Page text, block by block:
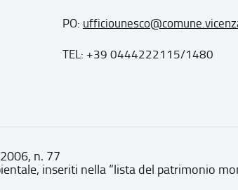
PO:
TEL: +39 0444222115/1480
n. 77
inseriti nella “lista del patrimonio